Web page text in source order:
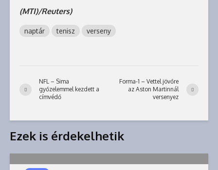
(MTI)/Reuters)
naptár tenisz verseny
NFL – Sima
győzelemmel kezdett a
címvédő
Forma-1 – Vettel jövőre
az Aston Martinnál
versenyez
Ezek is érdekelhetik